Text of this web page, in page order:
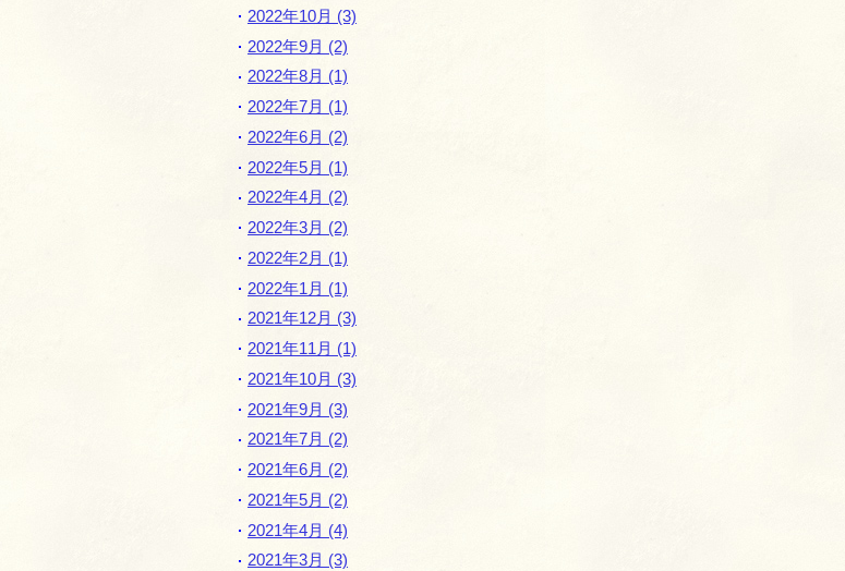
2022年10月 (3)
2022年9月 (2)
2022年8月 (1)
2022年7月 (1)
2022年6月 (2)
2022年5月 (1)
2022年4月 (2)
2022年3月 (2)
2022年2月 (1)
2022年1月 (1)
2021年12月 (3)
2021年11月 (1)
2021年10月 (3)
2021年9月 (3)
2021年7月 (2)
2021年6月 (2)
2021年5月 (2)
2021年4月 (4)
2021年3月 (3)